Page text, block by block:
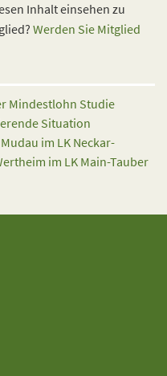
Inhalt einsehen zu
Werden Sie Mitglied
Mindestlohn Studie
Situation
im LK Neckar-
im LK Main-Tauber